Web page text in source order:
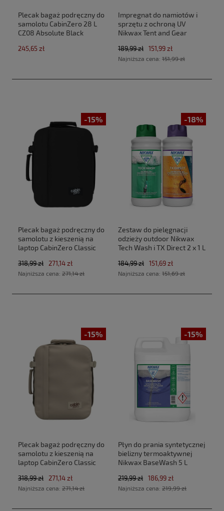
Plecak bagaż podręczny do
samolotu CabinZero 28 L
CZ08 Absolute Black
Air)
245,65 zł
Impregnat do namiotów i
sprzętu z ochroną UV
Nikwax Tent and Gear
189,99 zł 151,99 zł
Najniższa cena: 151,99 zł
-15%
Plecak bagaż podręczny do
samolotu z kieszenią na
laptop CabinZero Classic
Black (40x30x20cm
Ryanair, Wizz Air)
318,99 zł 271,14 zł
Najniższa cena: 271,14 zł
-18%
Zestaw do pielęgnacji
odzieży outdoor Nikwax
Tech Wash i TX Direct 2 x 1 L
184,99 zł 151,69 zł
Najniższa cena: 151,69 zł
-15%
Plecak bagaż podręczny do
samolotu z kieszenią na
laptop CabinZero Classic
(40x30x20cm Ryanair, Wizz
Air)
318,99 zł 271,14 zł
Najniższa cena: 271,14 zł
-15%
Płyn do prania syntetycznej
bielizny termoaktywnej
Nikwax BaseWash 5 L
219,99 zł 186,99 zł
Najniższa cena: 219,99 zł